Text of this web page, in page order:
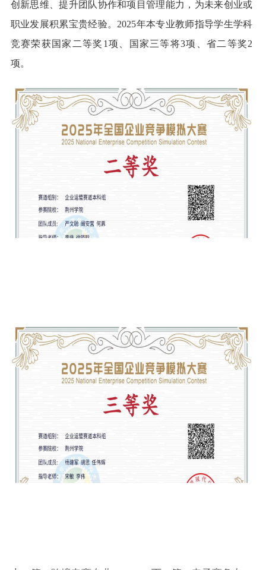
创新思维、提升团队协作和项目管理能力，为未来创业或
职业发展积累宝贵经验。2025年本专业教师指导学生学科
竞赛荣获国家二等奖1项、国家三等将3项、省二等奖2
项。